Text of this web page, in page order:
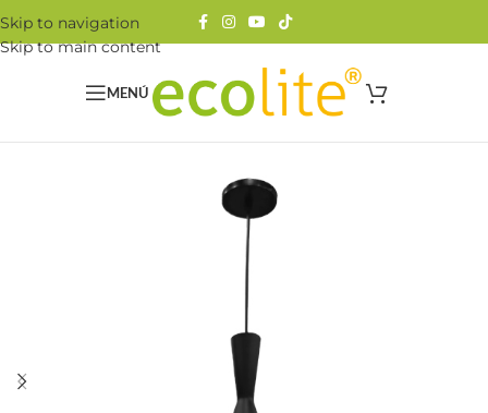
Skip to navigation
Skip to main content
MENÚ